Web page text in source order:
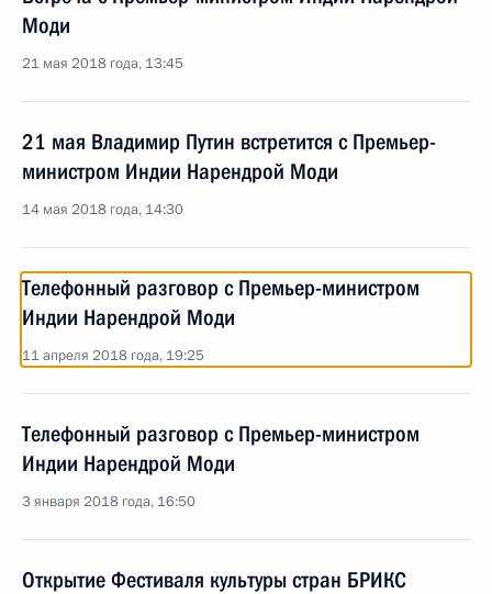
Моди
21 мая 2018 года, 13:45
21 мая Владимир Путин встретится с Премьер-
министром Индии Нарендрой Моди
14 мая 2018 года, 14:30
Телефонный разговор с Премьер-министром
Индии Нарендрой Моди
11 апреля 2018 года, 19:25
Телефонный разговор с Премьер-министром
Индии Нарендрой Моди
3 января 2018 года, 16:50
Открытие Фестиваля культуры стран БРИКС